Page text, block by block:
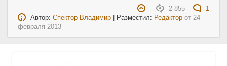
2 855
1
Автор:Спектор Владимир | Разместил: Редактор от24
февраля 2013